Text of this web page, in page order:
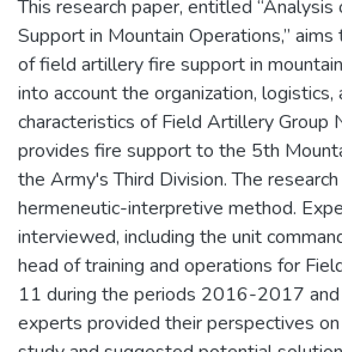
This research paper, entitled
Support in Mountain Operations,”
of field artillery fire support in
into account the organization, logistics,
characteristics of Field Artillery Group
provides fire support to the 5th
the Army's Third Division. The
hermeneutic-interpretive method.
interviewed, including the unit
head of training and operations for
11 during the periods 2016-2017
experts provided their perspectives